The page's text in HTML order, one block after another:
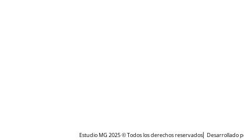
Estudio MG 2025 © Todos los derechos reservados⎜ Desarrollado